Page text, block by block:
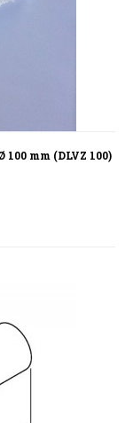
mm (DLVZ 100)